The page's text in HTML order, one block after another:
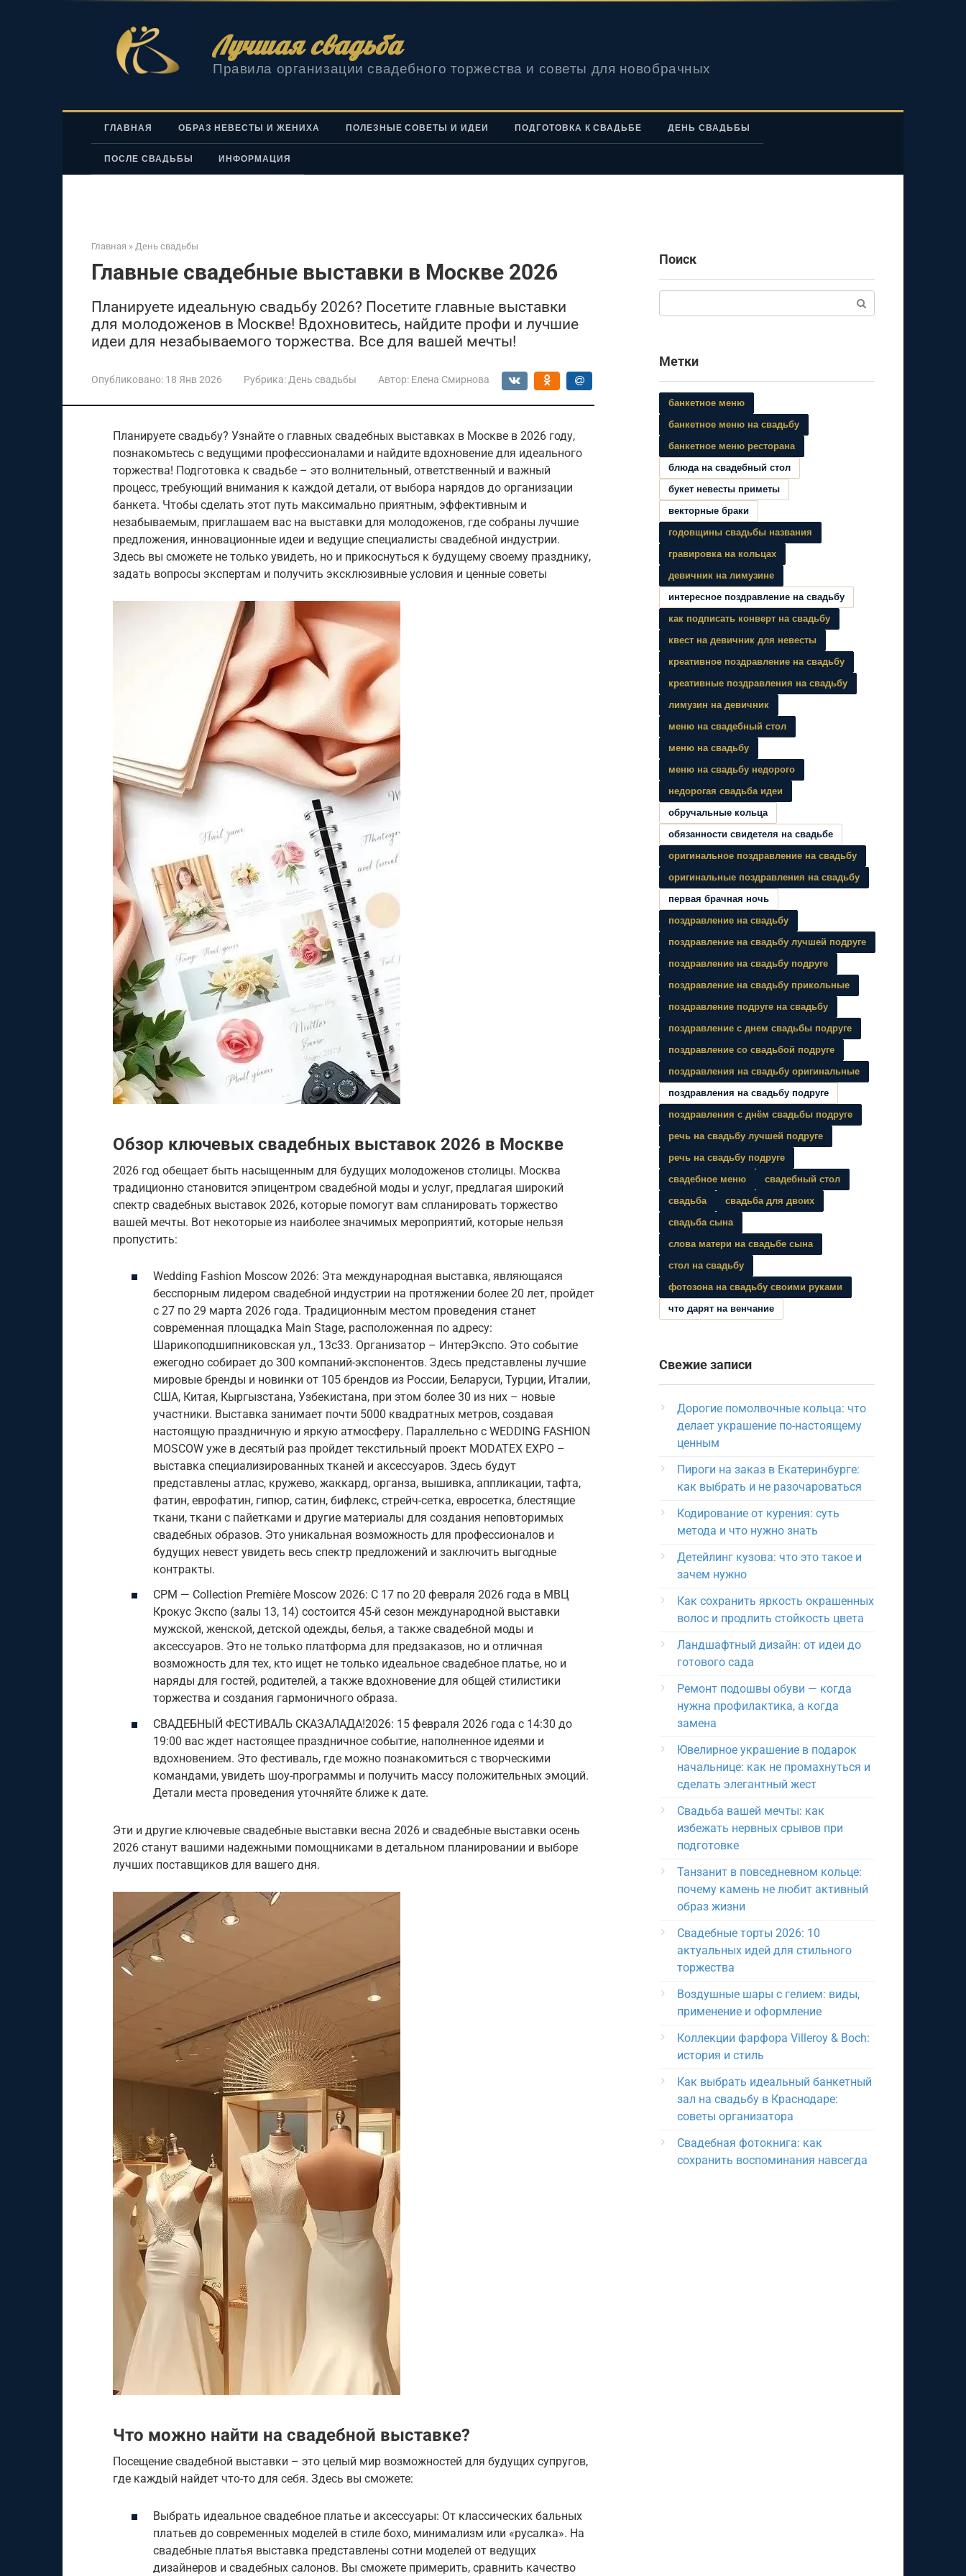
Лучшая свадьба
Правила организации свадебного торжества и советы для новобрачных
ГЛАВНАЯ ОБРАЗ НЕВЕСТЫ И ЖЕНИХА ПОЛЕЗНЫЕ СОВЕТЫ И ИДЕИ ПОДГОТОВКА К СВАДЬБЕ ДЕНЬ СВАДЬБЫ
ПОСЛЕ СВАДЬБЫ ИНФОРМАЦИЯ
Главная » День свадьбы
Главные свадебные выставки в Москве 2026
Планируете идеальную свадьбу 2026? Посетите главные выставки
для молодоженов в Москве! Вдохновитесь, найдите профи и лучшие
идеи для незабываемого торжества. Все для вашей мечты!
Опубликовано: 18 Янв 2026 Рубрика: День свадьбы Автор: Елена Смирнова
Планируете свадьбу? Узнайте о главных свадебных выставках в Москве в 2026 году,
познакомьтесь с ведущими профессионалами и найдите вдохновение для идеального
торжества! Подготовка к свадьбе – это волнительный, ответственный и важный
процесс, требующий внимания к каждой детали, от выбора нарядов до организации
банкета. Чтобы сделать этот путь максимально приятным, эффективным и
незабываемым, приглашаем вас на выставки для молодоженов, где собраны лучшие
предложения, инновационные идеи и ведущие специалисты свадебной индустрии.
Здесь вы сможете не только увидеть, но и прикоснуться к будущему своему празднику,
задать вопросы экспертам и получить эксклюзивные условия и ценные советы
Обзор ключевых свадебных выставок 2026 в Москве
2026 год обещает быть насыщенным для будущих молодоженов столицы. Москва
традиционно становится эпицентром свадебной моды и услуг, предлагая широкий
спектр свадебных выставок 2026, которые помогут вам спланировать торжество
вашей мечты. Вот некоторые из наиболее значимых мероприятий, которые нельзя
пропустить:
Wedding Fashion Moscow 2026: Эта международная выставка, являющаяся
бесспорным лидером свадебной индустрии на протяжении более 20 лет, пройдет
с 27 по 29 марта 2026 года. Традиционным местом проведения станет
современная площадка Main Stage, расположенная по адресу:
Шарикоподшипниковская ул., 13с33. Организатор – ИнтерЭкспо. Это событие
ежегодно собирает до 300 компаний-экспонентов. Здесь представлены лучшие
мировые бренды и новинки от 105 брендов из России, Беларуси, Турции, Италии,
США, Китая, Кыргызстана, Узбекистана, при этом более 30 из них – новые
участники. Выставка занимает почти 5000 квадратных метров, создавая
настоящую праздничную и яркую атмосферу. Параллельно с WEDDING FASHION
MOSCOW уже в десятый раз пройдет текстильный проект MODATEX EXPO –
выставка специализированных тканей и аксессуаров. Здесь будут
представлены атлас, кружево, жаккард, органза, вышивка, аппликации, тафта,
фатин, еврофатин, гипюр, сатин, бифлекс, стрейч-сетка, евросетка, блестящие
ткани, ткани с пайетками и другие материалы для создания неповторимых
свадебных образов. Это уникальная возможность для профессионалов и
будущих невест увидеть весь спектр предложений и заключить выгодные
контракты.
CPM — Collection Première Moscow 2026: С 17 по 20 февраля 2026 года в МВЦ
Крокус Экспо (залы 13, 14) состоится 45-й сезон международной выставки
мужской, женской, детской одежды, белья, а также свадебной моды и
аксессуаров. Это не только платформа для предзаказов, но и отличная
возможность для тех, кто ищет не только идеальное свадебное платье, но и
наряды для гостей, родителей, а также вдохновение для общей стилистики
торжества и создания гармоничного образа.
СВАДЕБНЫЙ ФЕСТИВАЛЬ СКАЗАЛАДА!2026: 15 февраля 2026 года с 14:30 до
19:00 вас ждет настоящее праздничное событие, наполненное идеями и
вдохновением. Это фестиваль, где можно познакомиться с творческими
командами, увидеть шоу-программы и получить массу положительных эмоций.
Детали места проведения уточняйте ближе к дате.
Эти и другие ключевые свадебные выставки весна 2026 и свадебные выставки осень
2026 станут вашими надежными помощниками в детальном планировании и выборе
лучших поставщиков для вашего дня.
Что можно найти на свадебной выставке?
Посещение свадебной выставки – это целый мир возможностей для будущих супругов,
где каждый найдет что-то для себя. Здесь вы сможете:
Выбрать идеальное свадебное платье и аксессуары: От классических бальных
платьев до современных моделей в стиле бохо, минимализм или «русалка». На
свадебные платья выставка представлены сотни моделей от ведущих
дизайнеров и свадебных салонов. Вы сможете примерить, сравнить качество
Поиск
Метки
банкетное меню
банкетное меню на свадьбу
банкетное меню ресторана
блюда на свадебный стол
букет невесты приметы
векторные браки
годовщины свадьбы названия
гравировка на кольцах
девичник на лимузине
интересное поздравление на свадьбу
как подписать конверт на свадьбу
квест на девичник для невесты
креативное поздравление на свадьбу
креативные поздравления на свадьбу
лимузин на девичник
меню на свадебный стол
меню на свадьбу
меню на свадьбу недорого
недорогая свадьба идеи
обручальные кольца
обязанности свидетеля на свадьбе
оригинальное поздравление на свадьбу
оригинальные поздравления на свадьбу
первая брачная ночь
поздравление на свадьбу
поздравление на свадьбу лучшей подруге
поздравление на свадьбу подруге
поздравление на свадьбу прикольные
поздравление подруге на свадьбу
поздравление с днем свадьбы подруге
поздравление со свадьбой подруге
поздравления на свадьбу оригинальные
поздравления на свадьбу подруге
поздравления с днём свадьбы подруге
речь на свадьбу лучшей подруге
речь на свадьбу подруге
свадебное меню
свадебный стол
свадьба
свадьба для двоих
свадьба сына
слова матери на свадьбе сына
стол на свадьбу
фотозона на свадьбу своими руками
что дарят на венчание
Свежие записи
Дорогие помолвочные кольца: что
делает украшение по-настоящему
ценным
Пироги на заказ в Екатеринбурге:
как выбрать и не разочароваться
Кодирование от курения: суть
метода и что нужно знать
Детейлинг кузова: что это такое и
зачем нужно
Как сохранить яркость окрашенных
волос и продлить стойкость цвета
Ландшафтный дизайн: от идеи до
готового сада
Ремонт подошвы обуви — когда
нужна профилактика, а когда
замена
Ювелирное украшение в подарок
начальнице: как не промахнуться и
сделать элегантный жест
Свадьба вашей мечты: как
избежать нервных срывов при
подготовке
Танзанит в повседневном кольце:
почему камень не любит активный
образ жизни
Свадебные торты 2026: 10
актуальных идей для стильного
торжества
Воздушные шары с гелием: виды,
применение и оформление
Коллекции фарфора Villeroy & Boch:
история и стиль
Как выбрать идеальный банкетный
зал на свадьбу в Краснодаре:
советы организатора
Свадебная фотокнига: как
сохранить воспоминания навсегда